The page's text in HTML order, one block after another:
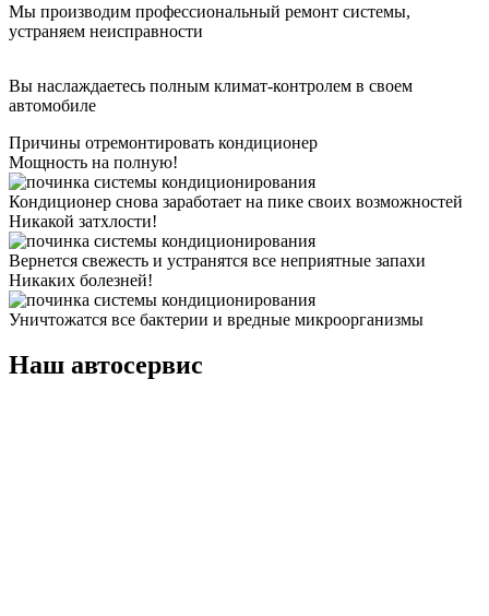
Мы производим профессиональный ремонт системы,
устраняем неисправности
Вы наслаждаетесь полным климат-контролем в своем
автомобиле
Причины отремонтировать кондиционер
Мощность на полную!
Кондиционер снова заработает на пике своих возможностей
Никакой затхлости!
Вернется свежесть и устранятся все неприятные запахи
Никаких болезней!
Уничтожатся все бактерии и вредные микроорганизмы
Наш автосервис